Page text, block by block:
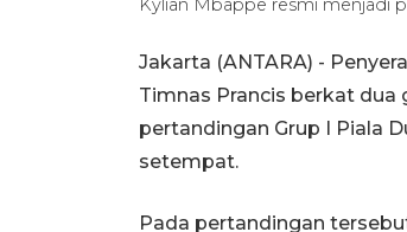
Kylian Mbappe resmi menjadi
Jakarta (ANTARA) -
Timnas Prancis berkat dua
pertandingan Grup I Piala
setempat.
Pada pertandingan